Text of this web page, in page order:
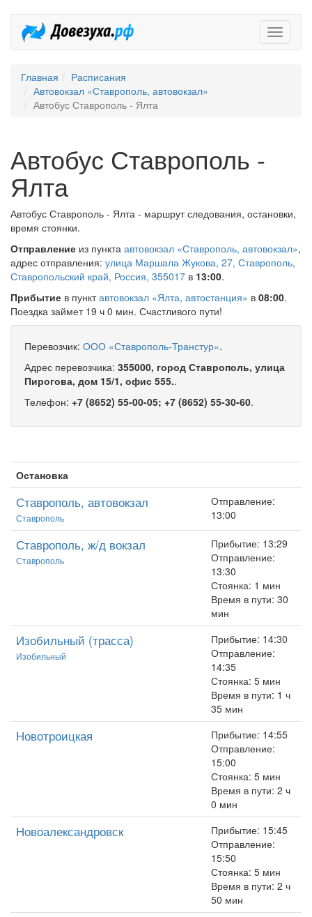
Главная
Расписания
Автовокзал «Ставрополь, автовокзал»
Автобус Ставрополь - Ялта
Автобус Ставрополь -
Ялта
Автобус Ставрополь - Ялта - маршрут следования, остановки,
время стоянки.
Отправление из пункта автовокзал «Ставрополь, автовокзал»,
адрес отправления: улица Маршала Жукова, 27, Ставрополь,
Ставропольский край, Россия, 355017 в 13:00.
Прибытие в пунктавтовокзал «Ялта, автостанция» в 08:00.
Поездка займет 19 ч 0 мин. Счастливого пути!
Перевозчик: ООО «Ставрополь-Транстур».
Адрес перевозчика: 355000, город Ставрополь, улица
Пирогова, дом 15/1, офис 555..
Телефон: +7 (8652) 55-00-05; +7 (8652) 55-30-60.
Остановка
Ставрополь, автовокзал
Ставрополь
Отправление:
13:00
Ставрополь, ж/д вокзал
Ставрополь
Прибытие: 13:29
Отправление:
13:30
Стоянка: 1 мин
Время в пути: 30
мин
Изобильный (трасса)
Изобильный
Прибытие: 14:30
Отправление:
14:35
Стоянка: 5 мин
Время в пути: 1 ч
35 мин
Новотроицкая
Прибытие: 14:55
Отправление:
15:00
Стоянка: 5 мин
Время в пути: 2 ч
0 мин
Новоалександровск
Прибытие: 15:45
Отправление:
15:50
Стоянка: 5 мин
Время в пути: 2 ч
50 мин